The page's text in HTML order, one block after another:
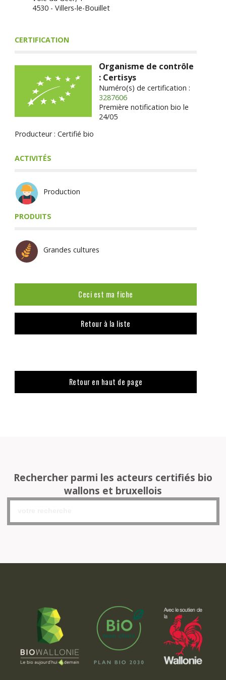
4530 - Villers-le-Bouillet
CERTIFICATION
Organisme de contrôle
: Certisys
Numéro(s) de certification :
3287606
Première notification bio le
24/05
Producteur : Certifié bio
ACTIVITÉS
Production
PRODUITS
Grandes cultures
Ceci est ma fiche
Retour à la liste
Retour en haut de page
Rechercher parmi les acteurs certifiés bio
wallons et bruxellois